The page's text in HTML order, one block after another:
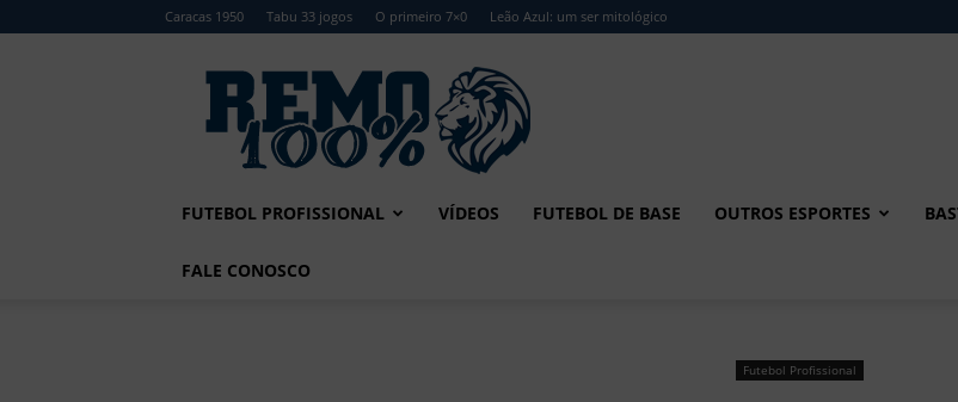
Caracas 1950 Tabu 33 jogos O primeiro 7×0 Leão Azul: um ser mitológico
Remo
FUTEBOL PROFISSIONAL VÍDEOS FUTEBOL DE BASE OUTROS ESPORTES
FALE CONOSCO
Futebol Profissional